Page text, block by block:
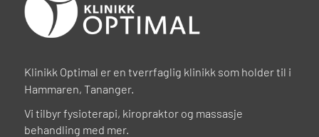
Klinikk Optimal er en tverrfaglig klinikk som holder til i
Hammaren, Tananger.
Vi tilbyr fysioterapi, kiropraktor og massasje
behandling med mer.